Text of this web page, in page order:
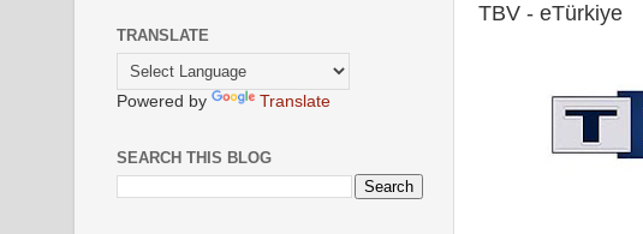
TBV - eTürkiye
TRANSLATE
Powered by Translate
SEARCH THIS BLOG